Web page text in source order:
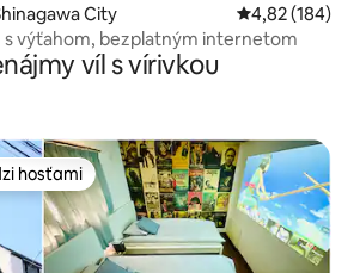
City Priemerné
4,82 (184)
s výťahom, bezplatným internetom
víl s vírivkou
hosťami
hosťami